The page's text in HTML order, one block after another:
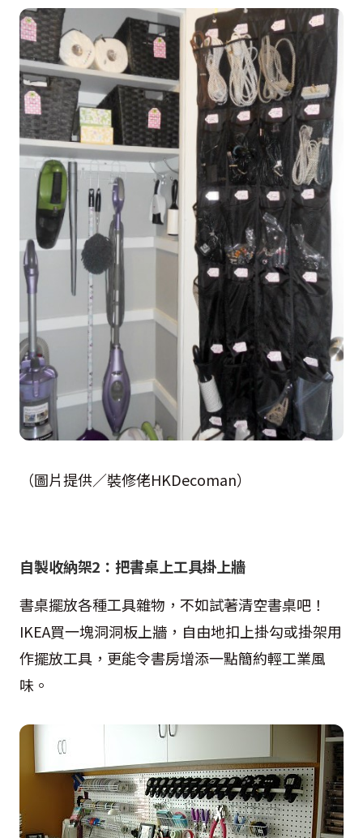
（圖片提供／裝修佬HKDecoman）
自製收納架2：把書桌上工具掛上牆
書桌擺放各種工具雜物，不如試著清空書桌吧！
IKEA買一塊洞洞板上牆，自由地扣上掛勾或掛架用
作擺放工具，更能令書房增添一點簡約輕工業風
味。